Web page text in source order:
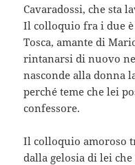
Cavaradossi, che sta
Il colloquio fra i due
Tosca, amante di
rintanarsi di nuovo
nasconde alla donna
perché teme che lei
confessore.
Il colloquio amoroso
dalla gelosia di lei